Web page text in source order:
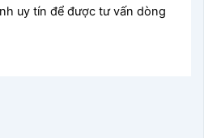
uy tín để được tư vấn dòng